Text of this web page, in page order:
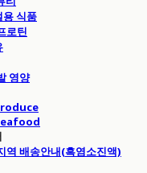
용 식품
로틴
영양
역 배송안내(흑염소진액)